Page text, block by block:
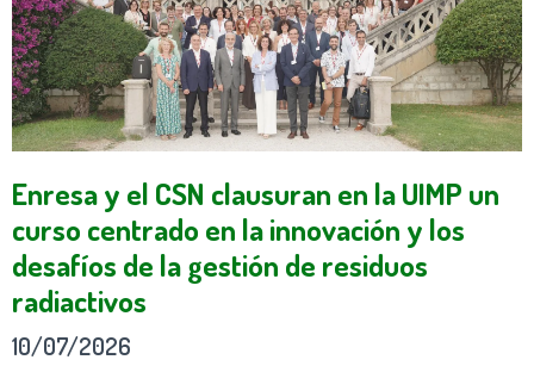
Enresa y el CSN clausuran en la UIMP un
curso centrado en la innovación y los
desafíos de la gestión de residuos
radiactivos
10/07/2026